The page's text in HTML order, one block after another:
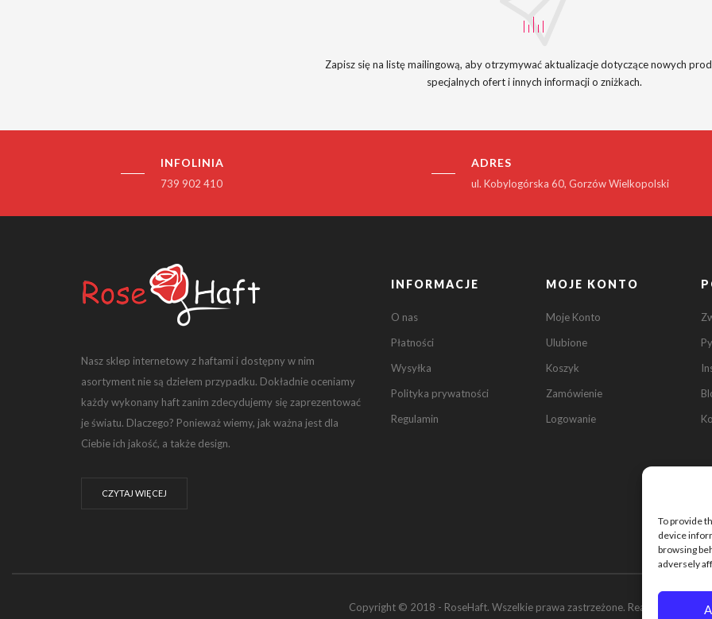
To provide
device
browsing
adversely
Zapisz się na listę mailingową, aby otrzymywać aktualizacje dotyczące nowych
specjalnych ofert i innych informacji o zniżkach.
INFOLINIA
739 902 410
ADRES
ul. Kobylogórska 60, Gorzów Wielkopolski
Nasz sklep internetowy z haftami i dostępny w nim
asortyment nie są dziełem przypadku. Dokładnie oceniamy
każdy wykonany haft zanim zdecydujemy się zaprezentować
je światu. Dlaczego? Ponieważ wiemy, jak ważna jest dla
Ciebie ich jakość, a także design.
CZYTAJ WIĘCEJ
INFORMACJE
O nas
Płatności
Wysyłka
Polityka prywatności
Regulamin
MOJE KONTO
Moje Konto
Ulubione
Koszyk
Zamówienie
Logowanie
Copyright © 2018 - RoseHaft. Wszelkie prawa zastrzeżone. Realizacje: